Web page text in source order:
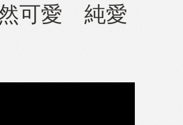
然可愛 純愛